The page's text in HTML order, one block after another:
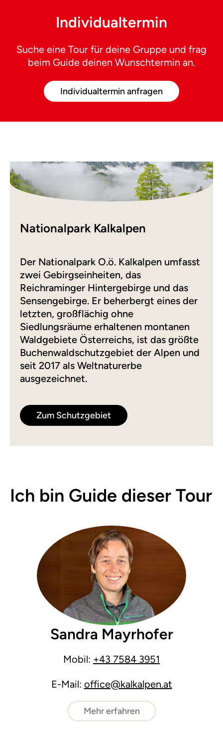
Individualtermin
Suche eine Tour für deine Gruppe und frag
beim Guide deinen Wunschtermin an.
Individualtermin anfragen
Nationalpark Kalkalpen
Der Nationalpark O.ö. Kalkalpen umfasst
zwei Gebirgseinheiten, das
Reichraminger Hintergebirge und das
Sensengebirge. Er beherbergt eines der
letzten, großflächig ohne
Siedlungsräume erhaltenen montanen
Waldgebiete Österreichs, ist das größte
Buchenwaldschutzgebiet der Alpen und
seit 2017 als Weltnaturerbe
ausgezeichnet.
Zum Schutzgebiet
Ich bin Guide dieser Tour
Sandra Mayrhofer
Mobil: +43 7584 3951
E-Mail: office@kalkalpen.at
Mehr erfahren